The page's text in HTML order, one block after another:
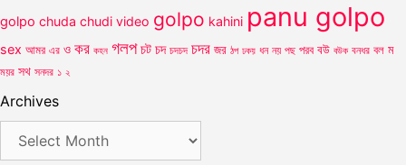
golpo chuda chudi video golpo kahini panu golpo
sex আমর এর ও কর কহন গলপ চট চদ চদচদ চদর জর ঠপ ঢকয় ধন নয় পছ পরব বউ বউক বনধর বল ম
ময়র সথ সনদর ১ ২
Archives